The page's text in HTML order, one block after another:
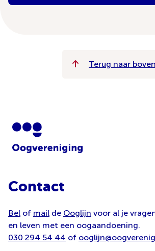
Terug naar boven
Contact
Bel of mail de Ooglijn voor al je
en leven met een oogaandoening.
030 294 54 44 of